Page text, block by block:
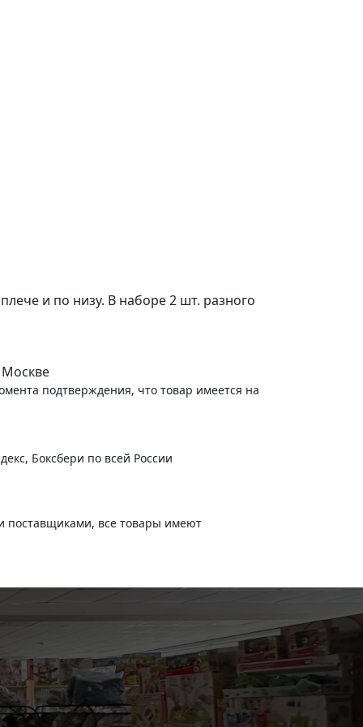
и по низу. В наборе 2 шт. разного
Москве
подтверждения, что товар имеется на
Боксбери по всей России
все товары имеют